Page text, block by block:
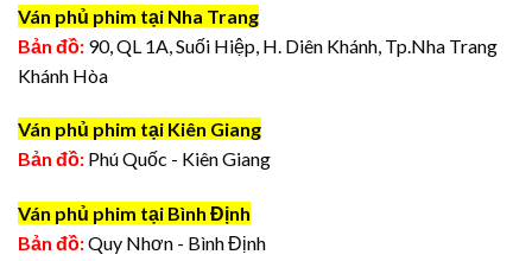
Ván phủ phim tại Nha Trang
Bản đồ: 90, QL 1A, Suối Hiệp, H. Diên Khánh, Tp.Nha Trang
Khánh Hòa
Ván phủ phim tại Kiên Giang
Bản đồ: Phú Quốc - Kiên Giang
Ván phủ phim tại Bình Định
Bản đồ:Quy Nhơn - Bình Định